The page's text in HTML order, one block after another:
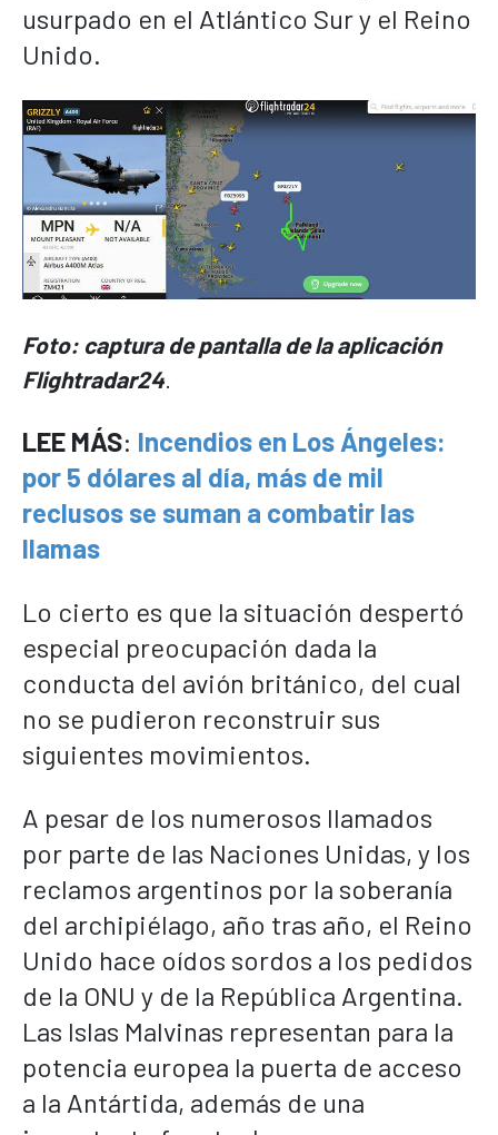
usurpado en el Atlántico Sur y el Reino
Unido.
Foto: captura de pantalla de la aplicación
Flightradar24.
LEE MÁS: Incendios en Los Ángeles:
por 5 dólares al día, más de mil
reclusos se suman a combatir las
llamas
Lo cierto es que la situación despertó
especial preocupación dada la
conducta del avión británico, del cual
no se pudieron reconstruir sus
siguientes movimientos.
A pesar de los numerosos llamados
por parte de las Naciones Unidas, y los
reclamos argentinos por la soberanía
del archipiélago, año tras año, el Reino
Unido hace oídos sordos a los pedidos
de la ONU y de la República Argentina.
Las Islas Malvinas representan para la
potencia europea la puerta de acceso
a la Antártida, además de una